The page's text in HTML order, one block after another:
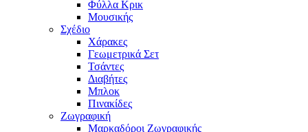
Φύλλα Κρικ
Μουσικής
Σχέδιο
Χάρακες
Γεωμετρικά Σετ
Τσάντες
Διαβήτες
Μπλοκ
Πινακίδες
Ζωγραφική
Μαρκαδόροι Ζωγραφικής